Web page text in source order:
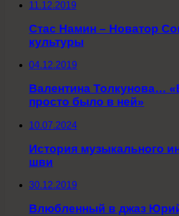
11.12.2019
Стас Намин – Новатор
культуры
04.12.2019
Валентина Толкунова…
просто было в ней»
10.07.2024
История музыкального
шви
30.12.2019
Влюбленный в джаз